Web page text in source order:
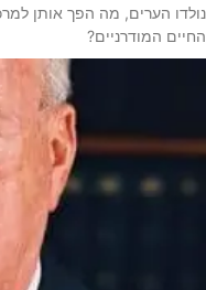
נולדו הערים, מה הפך אותן
החיים המודרניים?